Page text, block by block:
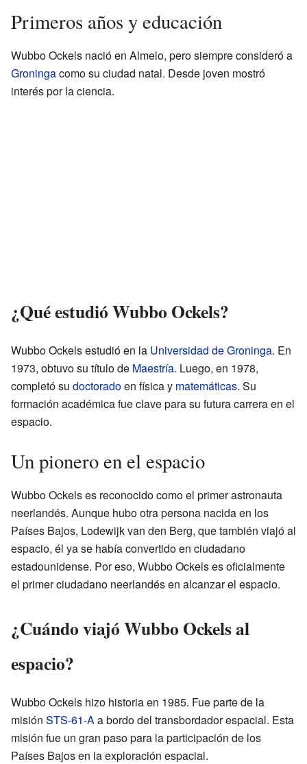
Primeros años y educación
Wubbo Ockels nació en Almelo, pero siempre consideró a
Groningacomo su ciudad natal. Desde joven mostró
interés por la ciencia.
¿Qué estudió Wubbo Ockels?
Wubbo Ockels estudió en la Universidad de Groninga. En
1973, obtuvo su título de Maestría. Luego, en 1978,
completó su doctoradoen física y matemáticas. Su
formación académica fue clave para su futura carrera en el
espacio.
Un pionero en el espacio
Wubbo Ockels es reconocido como el primer astronauta
neerlandés. Aunque hubo otra persona nacida en los
Países Bajos, Lodewijk van den Berg, que también viajó al
espacio, él ya se había convertido en ciudadano
estadounidense. Por eso, Wubbo Ockels es oficialmente
el primer ciudadano neerlandés en alcanzar el espacio.
¿Cuándo viajó Wubbo Ockels al
espacio?
Wubbo Ockels hizo historia en 1985. Fue parte de la
misión STS-61-Aa bordo del transbordador espacial. Esta
misión fue un gran paso para la participación de los
Países Bajos en la exploración espacial.